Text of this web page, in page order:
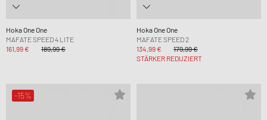
Hoka One One
MAFATE SPEED 4 LITE
161,99 €
189,99 €
Hoka One One
MAFATE SPEED 2
134,99 €
179,99 €
STÄRKER REDUZIERT
-15%